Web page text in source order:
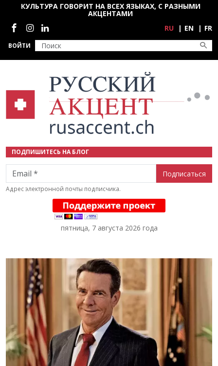
Перейти к основному содержанию
ВОЙТИ
КУЛЬТУРА ГОВОРИТ НА ВСЕХ ЯЗЫКАХ, С РАЗНЫМИ
АКЦЕНТАМИ
Социальные сети
RU EN FR
ПОДПИШИТЕСЬ НА БЛОГ
Email
Адрес электронной почты подписчика.
пятница, 7 августа 2026 года